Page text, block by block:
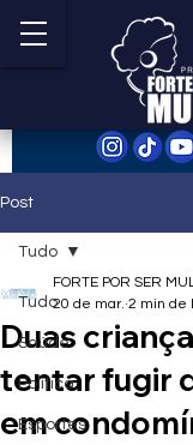
Post
Tudo
Saúde
Política
Esportes
Tudo
Duas
tentar fugir
em
FORTE POR SER
20 de mar. 2 min de